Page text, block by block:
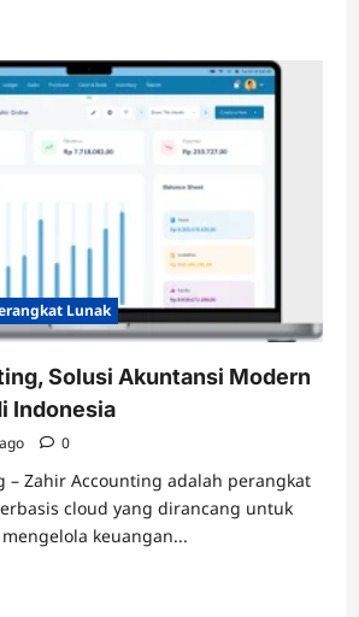
Lunak
Solusi Akuntansi Modern
Indonesia
0
– Zahir Accounting adalah perangkat
cloud yang dirancang untuk
keuangan...